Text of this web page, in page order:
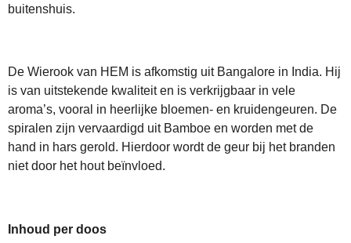
buitenshuis.
De Wierook van HEM is afkomstig uit Bangalore in India. Hij
is van uitstekende kwaliteit en is verkrijgbaar in vele
aroma’s, vooral in heerlijke bloemen- en kruidengeuren. De
spiralen zijn vervaardigd uit Bamboe en worden met de
hand in hars gerold. Hierdoor wordt de geur bij het branden
niet door het hout beïnvloed.
Inhoud per doos